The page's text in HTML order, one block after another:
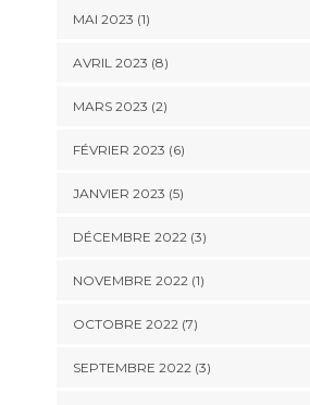
MAI 2023 (1)
AVRIL 2023 (8)
MARS 2023 (2)
FÉVRIER 2023 (6)
JANVIER 2023 (5)
DÉCEMBRE 2022 (3)
NOVEMBRE 2022 (1)
OCTOBRE 2022 (7)
SEPTEMBRE 2022 (3)